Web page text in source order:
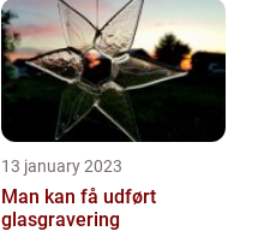
13 january 2023
Man kan få udført
glasgravering